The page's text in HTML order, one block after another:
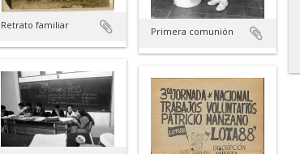
Primera comunión
Retrato familiar